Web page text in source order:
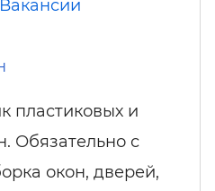
пластиковых и
Обязательно с
окон, дверей,